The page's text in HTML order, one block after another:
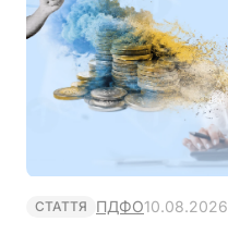
СТАТТЯ ПДФО10.08.2026